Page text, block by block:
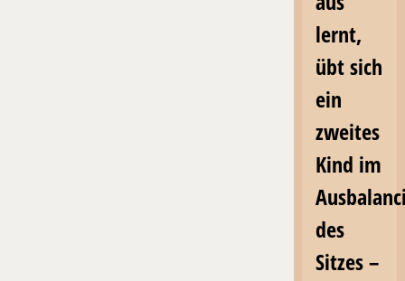
lernt,
übt sich
ein
zweites
Kind im
des
Sitzes –